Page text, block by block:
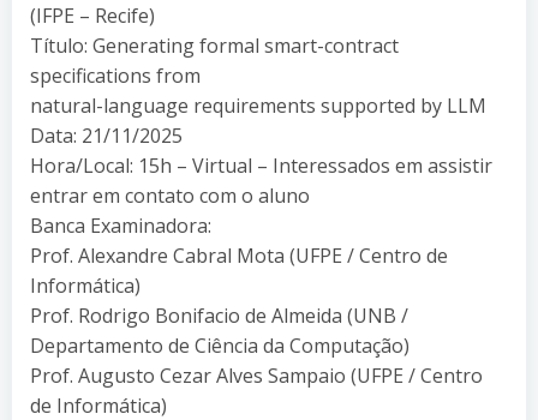
(IFPE – Recife)
Título: Generating formal smart-contract
specifications from
natural-language requirements supported by LLM
Data: 21/11/2025
Hora/Local: 15h – Virtual – Interessados em assistir
entrar em contato com o aluno
Banca Examinadora:
Prof. Alexandre Cabral Mota (UFPE / Centro de
Informática)
Prof. Rodrigo Bonifacio de Almeida (UNB /
Departamento de Ciência da Computação)
Prof. Augusto Cezar Alves Sampaio (UFPE / Centro
de Informática)